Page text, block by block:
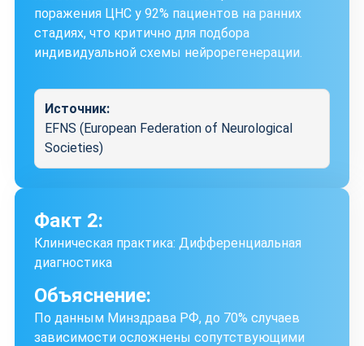
поражения ЦНС у 92% пациентов на ранних
стадиях, что критично для подбора
индивидуальной схемы нейрорегенерации.
Источник:
EFNS (European Federation of Neurological
Societies)
Факт 2:
Клиническая практика: Дифференциальная
диагностика
Объяснение:
По данным Минздрава РФ, до 70% случаев
зависимости осложнены сопутствующими